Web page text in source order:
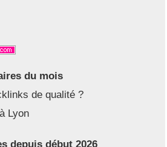
du mois
de qualité ?
Lyon
depuis début 2026